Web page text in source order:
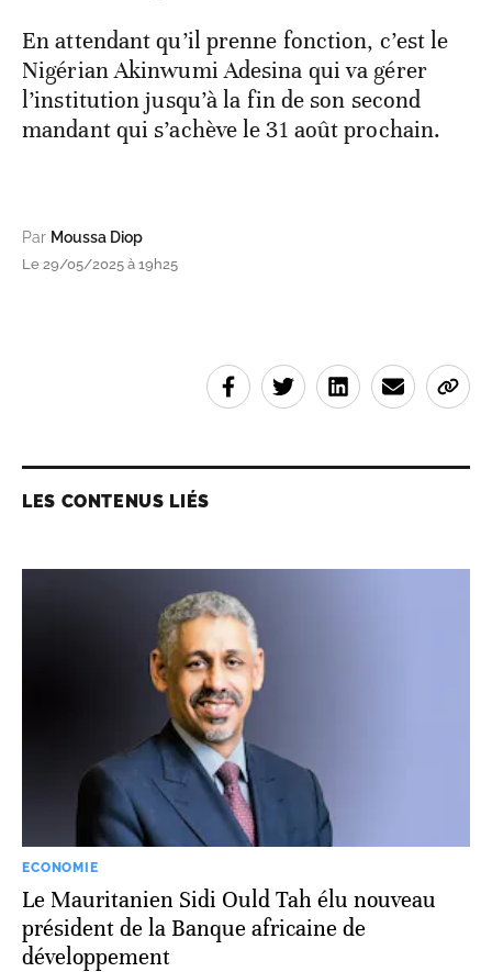
En attendant qu’il prenne fonction, c’est le
Nigérian Akinwumi Adesina qui va gérer
l’institution jusqu’à la fin de son second
mandant qui s’achève le 31 août prochain.
Par Moussa Diop
Le 29/05/2025 à 19h25
LES CONTENUS LIÉS
ECONOMIE
Le Mauritanien Sidi Ould Tah élu nouveau
président de la Banque africaine de
développement